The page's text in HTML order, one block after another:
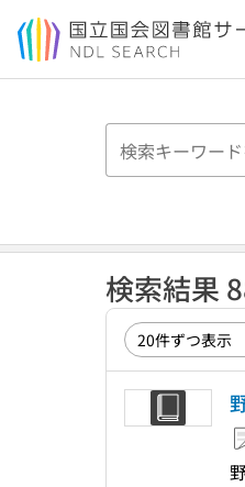
本文へ移動
検索結果